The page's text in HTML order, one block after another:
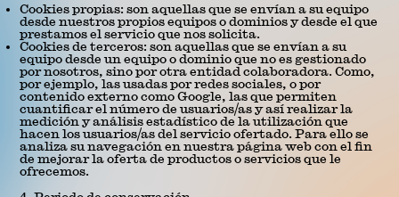
Cookies propias: son aquellas que se envían a su equipo
desde nuestros propios equipos o dominios y desde el que
prestamos el servicio que nos solicita.
Cookies de terceros: son aquellas que se envían a su
equipo desde un equipo o dominio que no es gestionado
por nosotros, sino por otra entidad colaboradora. Como,
por ejemplo, las usadas por redes sociales, o por
contenido externo como Google, las que permiten
cuantificar el número de usuarios/as y así realizar la
medición y análisis estadístico de la utilización que
hacen los usuarios/as del servicio ofertado. Para ello se
analiza su navegación en nuestra página web con el fin
de mejorar la oferta de productos o servicios que le
ofrecemos.